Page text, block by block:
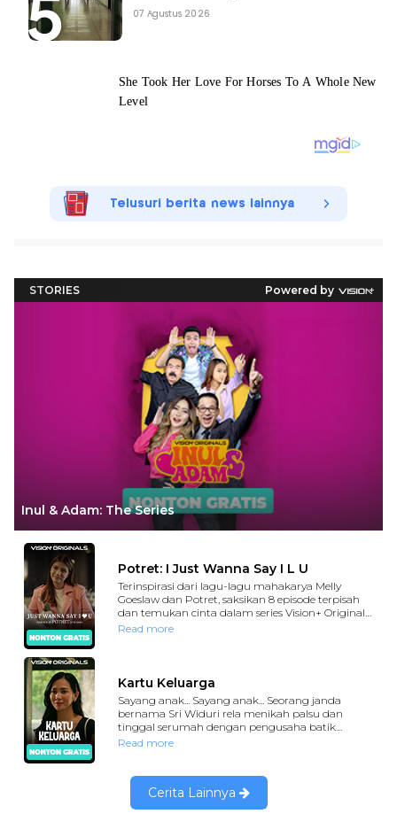
07 Agustus 2026
Telusuri berita news lainnya